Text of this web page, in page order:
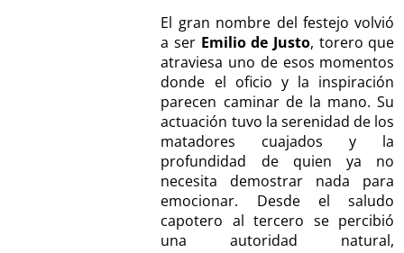
El gran nombre del festejo volvió
a ser Emilio de Justo, torero que
atraviesa uno de esos momentos
donde el oficio y la inspiración
parecen caminar de la mano. Su
actuación tuvo la serenidad de los
matadores cuajados y la
profundidad de quien ya no
necesita demostrar nada para
emocionar. Desde el saludo
capotero al tercero se percibió
una autoridad natural,